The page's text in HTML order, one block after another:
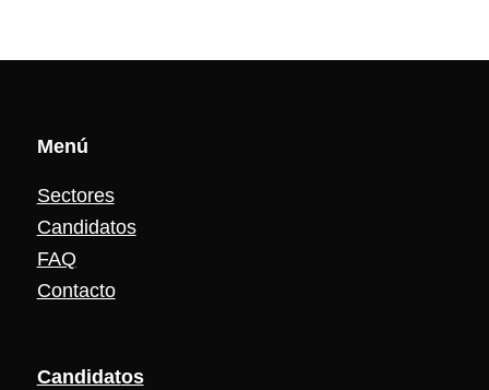
Menú
Sectores
Candidatos
FAQ
Contacto
Candidatos